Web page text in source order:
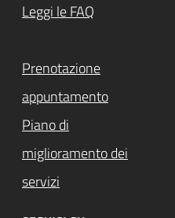
Leggi le FAQ
Prenotazione
appuntamento
Piano di
miglioramento dei
servizi